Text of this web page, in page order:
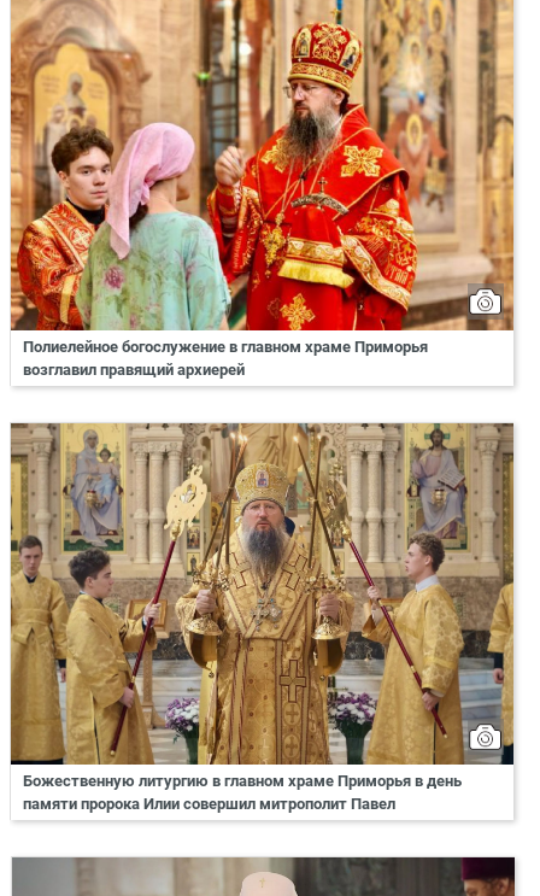
Полиелейное богослужение в главном храме Приморья
возглавил правящий архиерей
Божественную литургию в главном храме Приморья в день
памяти пророка Илии совершил митрополит Павел